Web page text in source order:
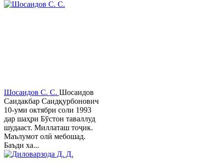
Шосаидов С. С. Шосаидов
Саидакбар Саидқурбонович
10-уми октябри соли 1993
дар шаҳри Бўстон таваллуд
шудааст. Миллаташ тоҷик.
Маълумот олӣ мебошад.
Баъди ха...